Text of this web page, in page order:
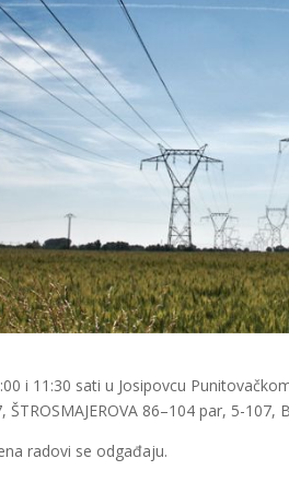
i 11:30 sati u Josipovcu
ŠTROSMAJEROVA 86–104 par, 5-
radovi se odgađaju.